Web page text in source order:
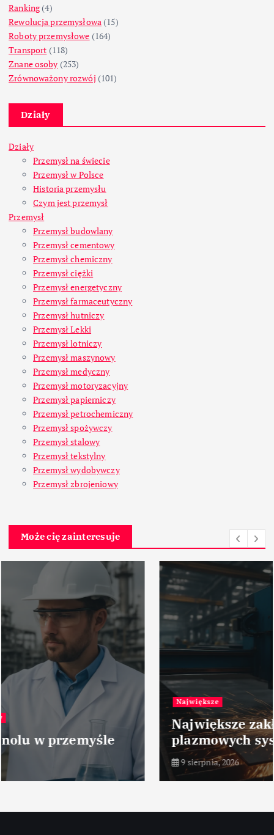
Ranking(4)
Rewolucja przemysłowa (15)
Roboty przemysłowe (164)
Transport (118)
Znane osoby (253)
Zrównoważony rozwój (101)
Działy
Działy
Przemysł na świecie
Przemysł w Polsce
Historia przemysłu
Czym jest przemysł
Przemysł
Przemysł budowlany
Przemysł cementowy
Przemysł chemiczny
Przemysł ciężki
Przemysł energetyczny
Przemysł farmaceutyczny
Przemysł hutniczy
Przemysł Lekki
Przemysł lotniczy
Przemysł maszynowy
Przemysł medyczny
Przemysł motoryzacyjny
Przemysł papierniczy
Przemysł petrochemiczny
Przemysł spożywczy
Przemysł stalowy
Przemysł tekstylny
Przemysł wydobywczy
Przemysł zbrojeniowy
Może cię zainteresuje
Największe
Największe zakłady produkcji
plazmowych systemów cięcia
9 sierpnia, 2026